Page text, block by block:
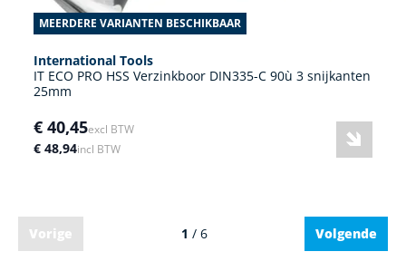
MEERDERE VARIANTEN BESCHIKBAAR
International Tools
IT ECO PRO HSS Verzinkboor DIN335-C 90ù 3 snijkanten
25mm
€ 40,45excl BTW
€ 48,94incl BTW
Vorige 1 / 6 Volgende